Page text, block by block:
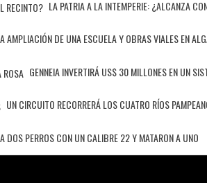
LA PATRIA A LA INTEMPERIE: ¿ALCANZA
AMPLIACIÓN DE UNA ESCUELA Y OBRAS VIALES EN
GENNEIA INVERTIRÁ US$ 30 MILLONES EN UN
UN CIRCUITO RECORRERÁ LOS CUATRO RÍOS
DOS PERROS CON UN CALIBRE 22 Y MATARON A UNO